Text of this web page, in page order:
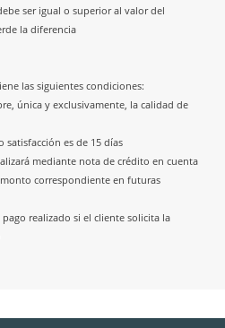
ser igual o superior al valor del
la diferencia
las siguientes condiciones:
única y exclusivamente, la calidad de
satisfacción es de 15 días
mediante nota de crédito en cuenta
correspondiente en futuras
realizado si el cliente solicita la